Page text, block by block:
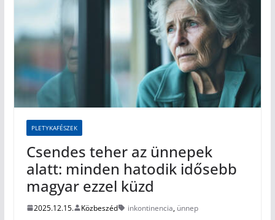
PLETYKAFÉSZEK
Csendes teher az ünnepek
alatt: minden hatodik idősebb
magyar ezzel küzd
2025.12.15. Közbeszéd inkontinencia, ünnep